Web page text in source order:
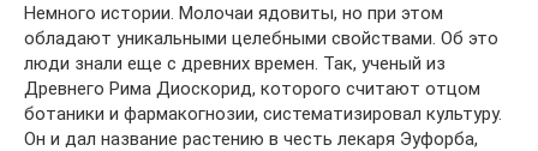
Немного истории. Молочаи ядовиты, но при этом
обладают уникальными целебными свойствами. Об это
люди знали еще с древних времен. Так, ученый из
Древнего Рима Диоскорид, которого считают отцом
ботаники и фармакогнозии, систематизировал культуру.
Он и дал название растению в честь лекаря Эуфорба,